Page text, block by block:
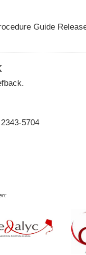
Guide
5704